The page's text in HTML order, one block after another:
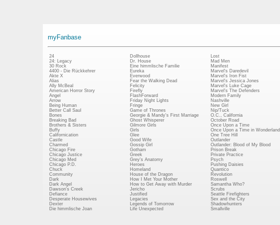
myFanbase
24
24: Legacy
30 Rock
4400 - Die Rückkehrer
Akte X
Alias
Ally McBeal
American Horror Story
Angel
Arrow
Being Human
Better Call Saul
Bones
Breaking Bad
Brothers & Sisters
Buffy
Californication
Castle
Charmed
Chicago Fire
Chicago Justice
Chicago Med
Chicago P.D.
Chuck
Community
Dark
Dark Angel
Dawson's Creek
Defiance
Desperate Housewives
Dexter
Die himmlische Joan
Dollhouse
Dr. House
Eine himmlische Familie
Eureka
Everwood
Fear the Walking Dead
Felicity
Firefly
FlashForward
Friday Night Lights
Fringe
Game of Thrones
Georgie & Mandy's First Marriage
Ghost Whisperer
Gilmore Girls
Girls
Glee
Good Wife
Gossip Girl
Gotham
Greek
Grey's Anatomy
Heroes
Homeland
House of the Dragon
How I Met Your Mother
How to Get Away with Murder
Jericho
Justified
Legacies
Legends of Tomorrow
Life Unexpected
Lost
Mad Men
Manifest
Marvel's Daredevil
Marvel's Iron Fist
Marvel's Jessica Jones
Marvel's Luke Cage
Marvel's The Defenders
Modern Family
Nashville
New Girl
Nip/Tuck
O.C., California
October Road
Once Upon a Time
Once Upon a Time in Wonderland
One Tree Hill
Outlander
Outlander: Blood of My Blood
Prison Break
Private Practice
Psych
Pushing Daisies
Quantico
Revolution
Roswell
Samantha Who?
Scrubs
Seattle Firefighters
Sex and the City
Shadowhunters
Smallville